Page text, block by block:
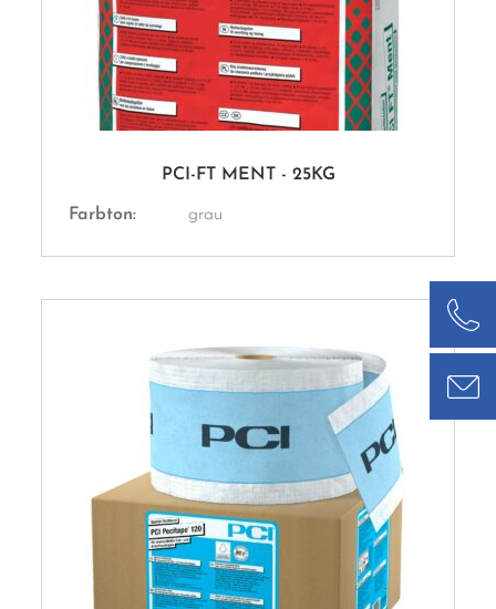
PCI-FT MENT - 25KG
Farbton: grau